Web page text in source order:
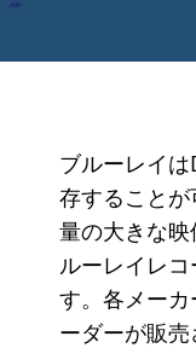
ブルーレイ
存すること
量の大きな
ルーレイレ
す。各メー
ーダーが販